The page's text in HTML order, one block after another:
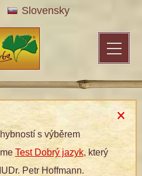
Slovensky
Dle kategorií
JASMÍNOVÉ PLETI
JASMÍNOVÉ
s výběrem
Test Dobrý jazyk, který
Petr Hoffmann.